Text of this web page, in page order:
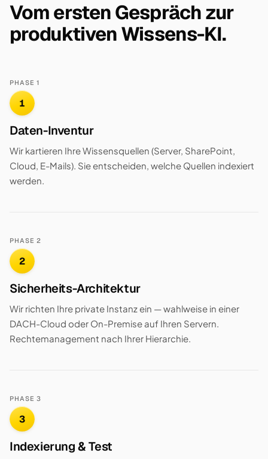
Vom ersten Gespräch zur
produktiven Wissens-KI.
PHASE 1
1
Daten-Inventur
Wir kartieren Ihre Wissensquellen (Server, SharePoint,
Cloud, E-Mails). Sie entscheiden, welche Quellen indexiert
werden.
PHASE 2
2
Sicherheits-Architektur
Wir richten Ihre private Instanz ein — wahlweise in einer
DACH-Cloud oder On-Premise auf Ihren Servern.
Rechtemanagement nach Ihrer Hierarchie.
PHASE 3
3
Indexierung & Test